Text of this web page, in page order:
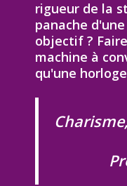
rigueur de la
panache
objectif ?
machine à
qu'une